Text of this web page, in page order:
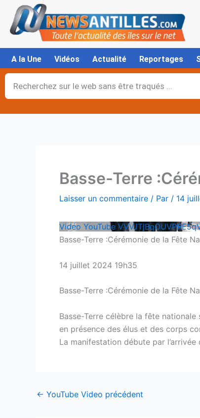
contenu
A la Une Vidéos Actualité Reportages
Rechercher
Basse-Terre
Laisser un commentaire / Par / 14
Vidéo YouTube
Basse-Terre :Cérémonie de la Fête
14 juillet 2024 19h35
Basse-Terre :Cérémonie de la Fête
Basse-Terre célèbre la fête
en présence des élus et des corps
La manifestation débute par
← YouTube Video précédent